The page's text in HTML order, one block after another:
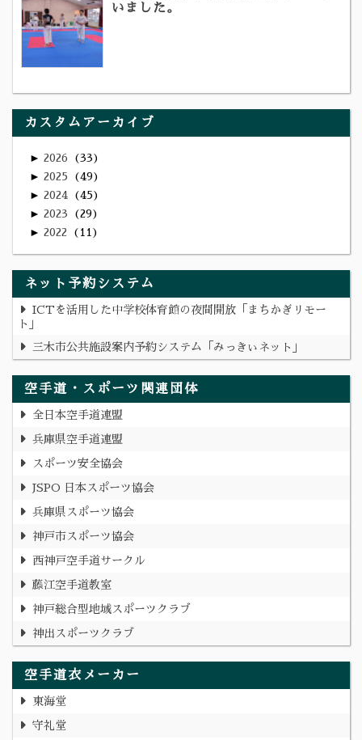
いました。
カスタムアーカイブ
► 2026 33
► 2025 49
► 2024 45
► 2023 29
► 2022 11
ネット予約システム
ICTを活用した中学校体育館の夜間開放「まちかぎリモー
ト」
三木市公共施設案内予約システム「みっきぃネット」
空手道・スポーツ関連団体
全日本空手道連盟
兵庫県空手道連盟
スポーツ安全協会
JSPO 日本スポーツ協会
兵庫県スポーツ協会
神戸市スポーツ協会
西神戸空手道サークル
藤江空手道教室
神戸総合型地域スポーツクラブ
神出スポーツクラブ
空手道衣メーカー
東海堂
守礼堂